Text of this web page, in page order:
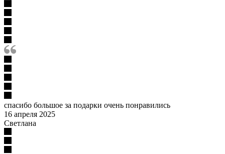
спасибо большое за подарки очень понравились
16 апреля 2025
Светлана